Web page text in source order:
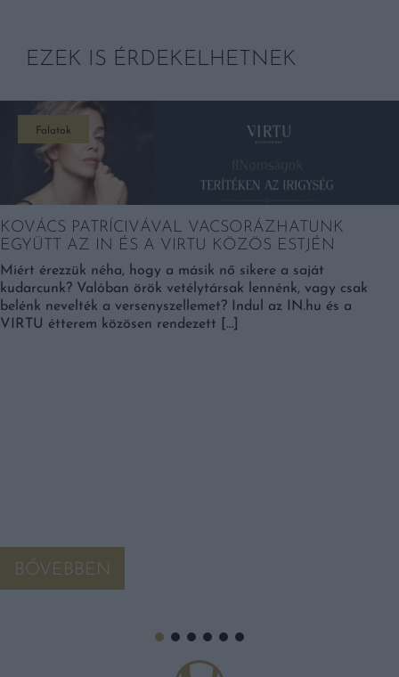
EZEK IS ÉRDEKELHETNEK
Falatok
KOVÁCS PATRÍCIVÁVAL VACSORÁZHATUNK
EGYÜTT AZ IN ÉS A VIRTU KÖZÖS ESTJÉN
Miért érezzük néha, hogy a másik nő sikere a saját
kudarcunk? Valóban örök vetélytársak lennénk, vagy csak
belénk nevelték a versenyszellemet? Indul az IN.hu és a
VIRTU étterem közösen rendezett […]
BŐVEBBEN